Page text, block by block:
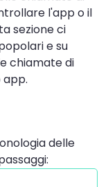
l'app o il
sezione ci
e su
chiamate di
app.
delle